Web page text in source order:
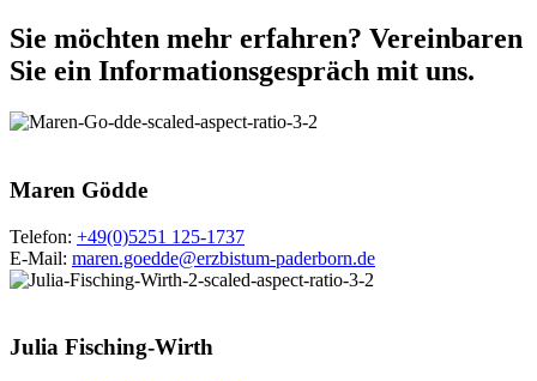
Sie möchten mehr erfahren? Vereinbaren
Sie ein Informationsgespräch mit uns.
Maren Gödde
Telefon: +49(0)5251 125-1737
E-Mail: maren.goedde@erzbistum-paderborn.de
Julia Fisching-Wirth